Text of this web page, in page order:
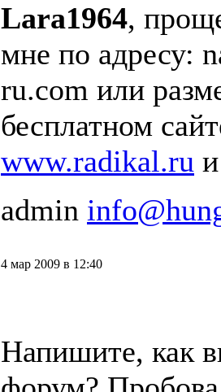
Lara1964,
мне по адресу:
ru.com или
бесплатном
www.radikal.ru
admin
4 мар 2009 в 12:40
Напишите, как